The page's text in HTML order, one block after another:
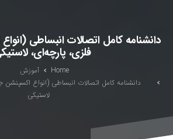
دانشنامه کامل اتصالات انبساطی
فلزی، پارچه‌ای،
Home
آموزش
دانشنامه کامل اتصالات انبساطی (انواع اکسپنشن
لاستیکی